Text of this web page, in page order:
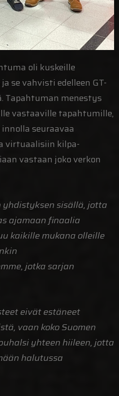
oli kuskeille
se vahvisti edelleen GT-
menestys
vastaaville tapahtumille,
seuraavaa
virtuaalisiin kilpa-
vastaan joko verkon
sisällä, jotta
ajamaan finaalia
kaikille mukana olleille
jotka sarjan
eivät estäneet
vaan koko Suomen
yhteen hiileen, jotta
halutussa